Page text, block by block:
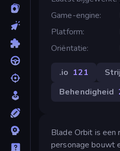
Game-engine
Platform
Oriëntatie
.io 121
Behendigheid
Blade Orbit is een
personage bouwt